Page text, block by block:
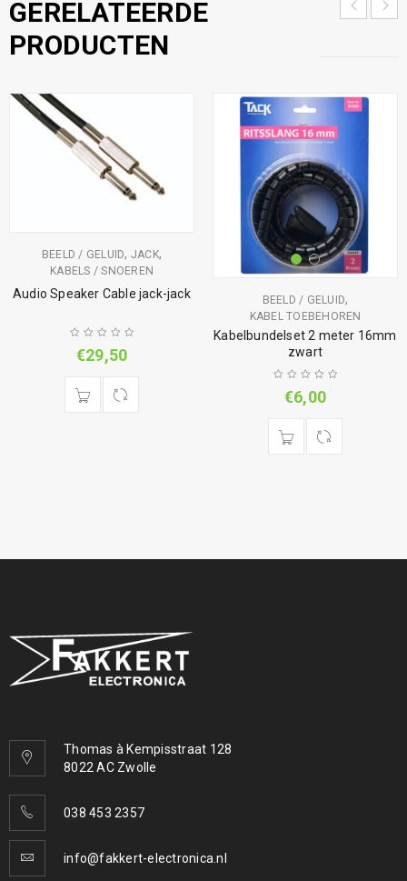
GERELATEERDE
PRODUCTEN
BEELD / GELUID, JACK,
KABELS / SNOEREN
Audio Speaker Cable jack-jack
€29,50
BEELD / GELUID,
KABEL TOEBEHOREN
Kabelbundelset 2 meter 16mm
zwart
€6,00
Thomas à Kempisstraat 128
8022 AC Zwolle
038 453 2357
info@fakkert-electronica.nl